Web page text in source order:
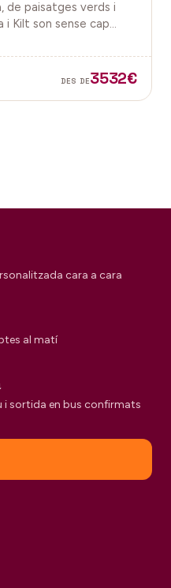
de paisatges verds i
i Kilt son sense cap
DES DE3532€
cara a cara
al matí
i sortida en bus confirmats